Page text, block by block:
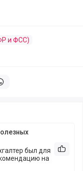
и ФСС)
в телеграмв whatsapp
был для
на